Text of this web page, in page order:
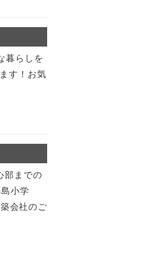
暮らしを
す！お気
部までの
小学
会社のご